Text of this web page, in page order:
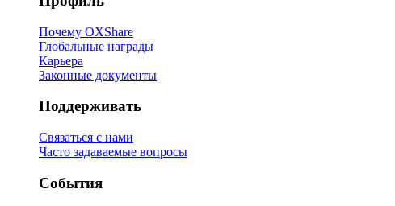
Почему OXShare
Глобальные награды
Карьера
Законные документы
Поддерживать
Связаться с нами
Часто задаваемые вопросы
События